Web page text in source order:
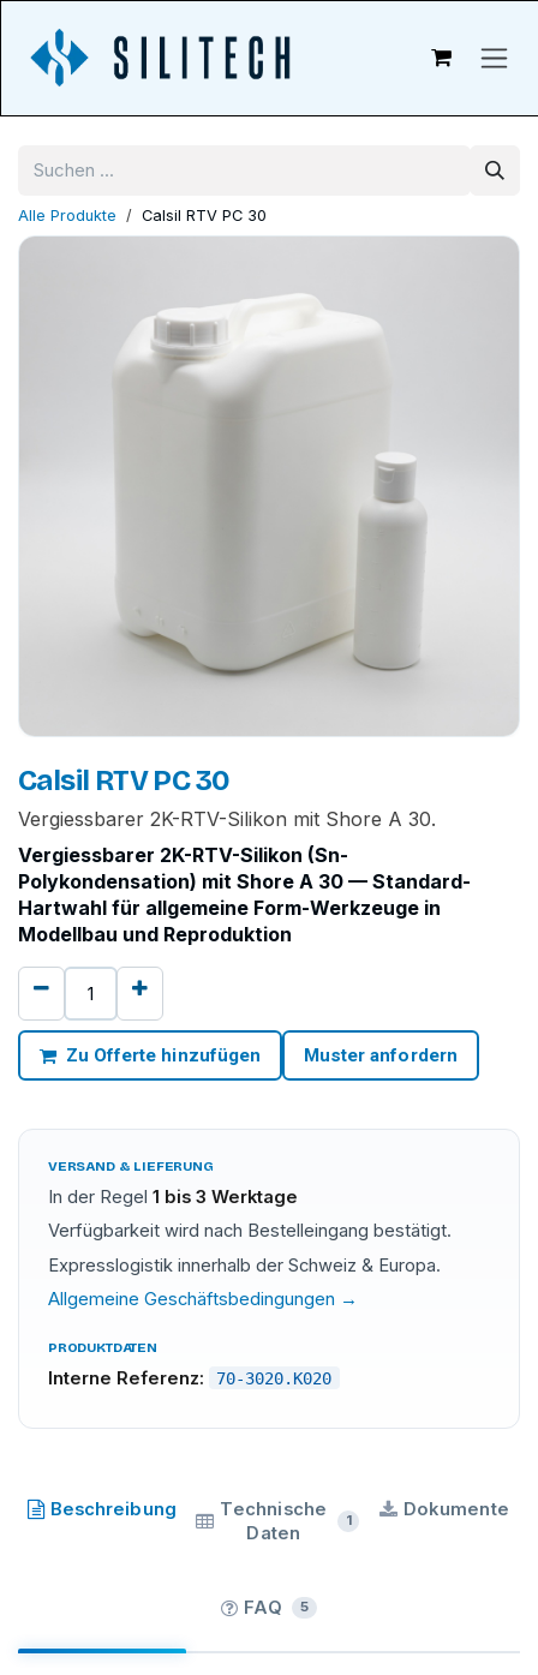
Alle Produkte Calsil RTV PC 30
Calsil RTV PC 30
Vergiessbarer 2K-RTV-Silikon mit Shore A 30.
Vergiessbarer 2K-RTV-Silikon (Sn-
Polykondensation) mit Shore A 30 — Standard-
Hartwahl für allgemeine Form-Werkzeuge in
Modellbau und Reproduktion
Zu Offerte hinzufügen Muster anfordern
VERSAND & LIEFERUNG
In der Regel 1 bis 3 Werktage
Verfügbarkeit wird nach Bestelleingang bestätigt.
Expresslogistik innerhalb der Schweiz & Europa.
Allgemeine Geschäftsbedingungen →
PRODUKTDATEN
Interne Referenz: 70-3020.K020
Beschreibung
Technische
Daten
1
Dokumente
FAQ 5